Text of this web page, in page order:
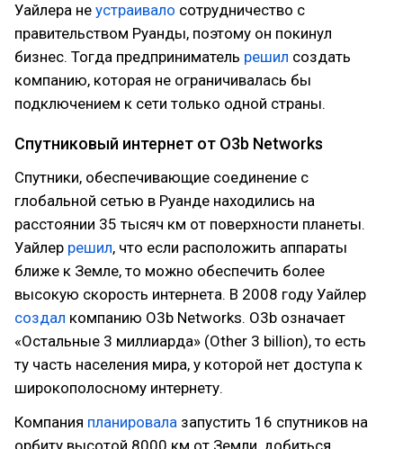
Уайлера не устраивало сотрудничество с
правительством Руанды, поэтому он покинул
бизнес. Тогда предприниматель решил создать
компанию, которая не ограничивалась бы
подключением к сети только одной страны.
Спутниковый интернет от O3b Networks
Спутники, обеспечивающие соединение с
глобальной сетью в Руанде находились на
расстоянии 35 тысяч км от поверхности планеты.
Уайлер решил, что если расположить аппараты
ближе к Земле, то можно обеспечить более
высокую скорость интернета. В 2008 году Уайлер
создал компанию O3b Networks. O3b означает
«Остальные 3 миллиарда» (Other 3 billion), то есть
ту часть населения мира, у которой нет доступа к
широкополосному интернету.
Компания планировала запустить 16 спутников на
орбиту высотой 8000 км от Земли, добиться